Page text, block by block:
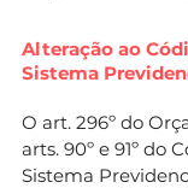
Alteração ao
Sistema
O art. 296º do
arts. 90º e 91º do
Sistema